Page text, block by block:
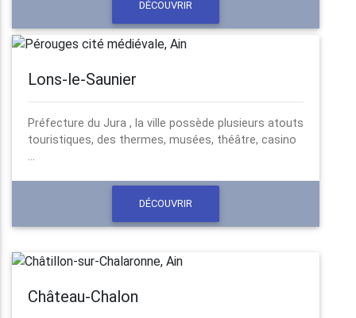
DÉCOUVRIR
Lons-le-Saunier
Préfecture du Jura , la ville possède plusieurs atouts
touristiques, des thermes, musées, théâtre, casino
...
DÉCOUVRIR
Château-Chalon